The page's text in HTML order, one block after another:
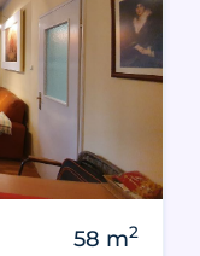
58 m2